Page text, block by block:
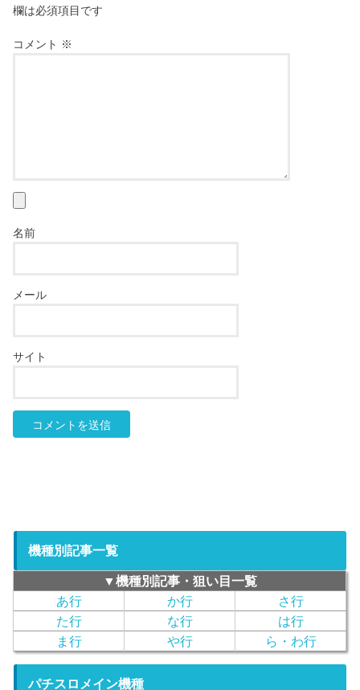
欄は必須項目です
コメント ※
名前
メール
サイト
機種別記事一覧
▼機種別記事・狙い目一覧
あ行
か行
さ行
た行
な行
は行
ま行
や行 ら・わ行
パチスロメイン機種